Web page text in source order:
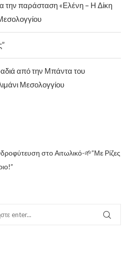
την παράσταση «Ελένη – Η Δίκη
από την Μπάντα του
Μεσολογγίου
στο Αιτωλικό-🌱”Με Ρίζες